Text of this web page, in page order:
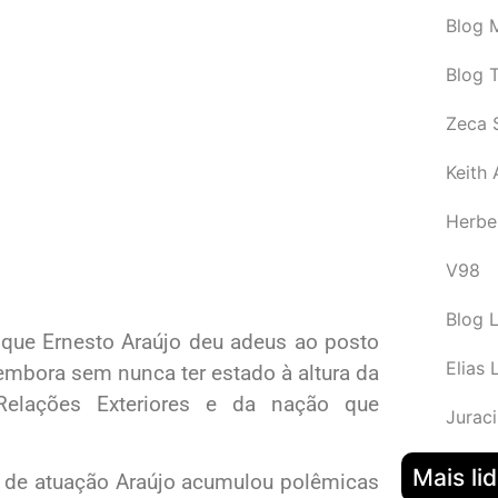
Ernesto Araújo deu adeus ao posto
sem nunca ter estado à altura da
Exteriores e da nação que
atuação Araújo acumulou polêmicas
Blog
Blog
Zeca
Keith
V98
Blog
Elias
Mais